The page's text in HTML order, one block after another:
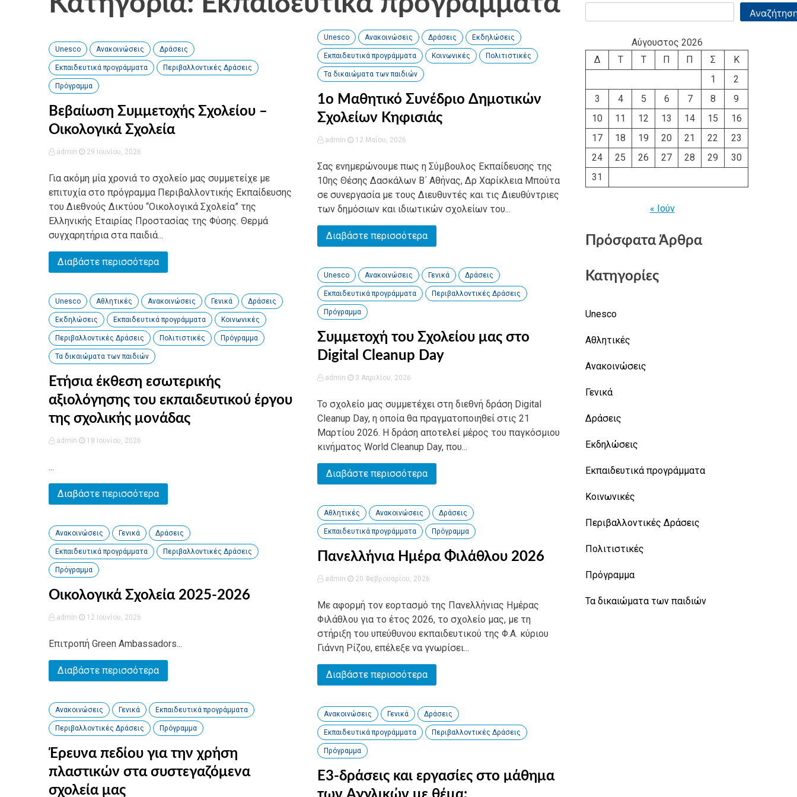
Unesco Ανακοινώσεις Δράσεις
Εκπαιδευτικά προγράμματα Περιβαλλοντικές Δράσεις
Πρόγραμμα
Βεβαίωση Συμμετοχής Σχολείου –
Οικολογικά Σχολεία
admin 29 Ιουνίου, 2026
Για ακόμη μία χρονιά το σχολείο μας συμμετείχε με
επιτυχία στο πρόγραμμα Περιβαλλοντικής Εκπαίδευσης
του Διεθνούς Δικτύου “Οικολογικά Σχολεία” της
Ελληνικής Εταιρίας Προστασίας της Φύσης. Θερμά
συγχαρητήρια στα παιδιά...
Διαβάστε περισσότερα
Unesco Αθλητικές Ανακοινώσεις Γενικά Δράσεις
Εκδηλώσεις Εκπαιδευτικά προγράμματα Κοινωνικές
Περιβαλλοντικές Δράσεις Πολιτιστικές Πρόγραμμα
Τα δικαιώματα των παιδιών
Ετήσια έκθεση εσωτερικής
αξιολόγησης του εκπαιδευτικού έργου
της σχολικής μονάδας
admin 18 Ιουνίου, 2026
...
Διαβάστε περισσότερα
Ανακοινώσεις Γενικά Δράσεις
Εκπαιδευτικά προγράμματα Περιβαλλοντικές Δράσεις
Πρόγραμμα
Οικολογικά Σχολεία 2025-2026
admin 12 Ιουνίου, 2026
Επιτροπή Green Ambassadors...
Διαβάστε περισσότερα
Ανακοινώσεις Γενικά Εκπαιδευτικά προγράμματα
Περιβαλλοντικές Δράσεις Πρόγραμμα
Έρευνα πεδίου για την χρήση
πλαστικών στα συστεγαζόμενα
σχολεία μας
Unesco Ανακοινώσεις Δράσεις Εκδηλώσεις
Εκπαιδευτικά προγράμματα Κοινωνικές Πολιτιστικές
Τα δικαιώματα των παιδιών
1ο Μαθητικό Συνέδριο Δημοτικών
Σχολείων Κηφισιάς
admin 12 Μαΐου, 2026
Σας ενημερώνουμε πως η Σύμβουλος Εκπαίδευσης της
10ης Θέσης Δασκάλων Β΄ Αθήνας, Δρ Χαρίκλεια Μπούτα
σε συνεργασία με τους Διευθυντές και τις Διευθύντριες
των δημόσιων και ιδιωτικών σχολείων του...
Διαβάστε περισσότερα
Unesco Ανακοινώσεις Γενικά Δράσεις
Εκπαιδευτικά προγράμματα Περιβαλλοντικές Δράσεις
Πρόγραμμα
Συμμετοχή του Σχολείου μας στο
Digital Cleanup Day
admin 3 Απριλίου, 2026
Το σχολείο μας συμμετέχει στη διεθνή δράση Digital
Cleanup Day, η οποία θα πραγματοποιηθεί στις 21
Μαρτίου 2026. Η δράση αποτελεί μέρος του παγκόσμιου
κινήματος World Cleanup Day, που...
Διαβάστε περισσότερα
Αθλητικές Ανακοινώσεις Δράσεις
Εκπαιδευτικά προγράμματα Πρόγραμμα
Πανελλήνια Ημέρα Φιλάθλου 2026
admin 20 Φεβρουαρίου, 2026
Με αφορμή τον εορτασμό της Πανελλήνιας Ημέρας
Φιλάθλου για το έτος 2026, το σχολείο μας, με τη
στήριξη του υπεύθυνου εκπαιδευτικού της Φ.Α. κύριου
Γιάννη Ρίζου, επέλεξε να γνωρίσει...
Διαβάστε περισσότερα
Ανακοινώσεις Γενικά Δράσεις
Εκπαιδευτικά προγράμματα Περιβαλλοντικές Δράσεις
Πρόγραμμα
Ε3-δράσεις και εργασίες στο μάθημα
Αύγουστος 2026
Δ
Τ Τ Π Π Σ
Κ
1
2
3
4 5 6 7 8
9
10
11 12 13 14 15
16
17
18 19 20 21 22
23
24
25 26 27 28 29
30
31
« Ιούν
Πρόσφατα Άρθρα
Κατηγορίες
Unesco
Αθλητικές
Ανακοινώσεις
Γενικά
Δράσεις
Εκδηλώσεις
Εκπαιδευτικά προγράμματα
Κοινωνικές
Περιβαλλοντικές Δράσεις
Πολιτιστικές
Πρόγραμμα
Τα δικαιώματα των παιδιών